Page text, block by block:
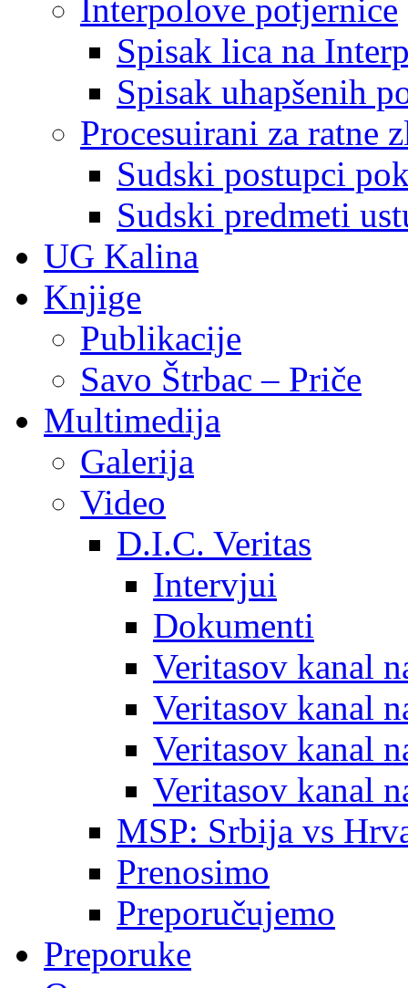
Interpolove potjernice
Spisak lica na
Spisak uhapšenih
Procesuirani za ratne
Sudski postupci
Sudski predmeti
UG Kalina
Knjige
Publikacije
Savo Štrbac – Priče
Multimedija
Galerija
Video
D.I.C. Veritas
Intervjui
Dokumenti
Veritasov kanal
Veritasov kanal
Veritasov kanal
Veritasov kanal
MSP: Srbija vs
Prenosimo
Preporučujemo
Preporuke